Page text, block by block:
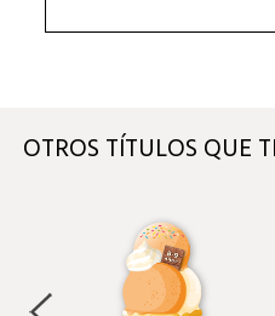
OTROS TÍTULOS QUE